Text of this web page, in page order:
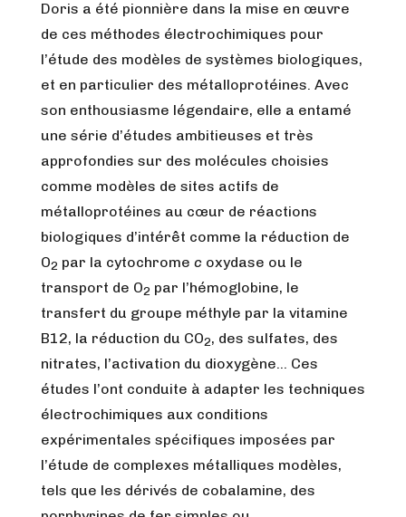
Doris a été pionnière dans la mise en œuvre
de ces méthodes électrochimiques pour
l’étude des modèles de systèmes biologiques,
et en particulier des métalloprotéines. Avec
son enthousiasme légendaire, elle a entamé
une série d’études ambitieuses et très
approfondies sur des molécules choisies
comme modèles de sites actifs de
métalloprotéines au cœur de réactions
biologiques d’intérêt comme la réduction de
O2 par la cytochrome c oxydase ou le
transport de O2 par l’hémoglobine, le
transfert du groupe méthyle par la vitamine
B12, la réduction du CO2, des sulfates, des
nitrates, l’activation du dioxygène… Ces
études l’ont conduite à adapter les techniques
électrochimiques aux conditions
expérimentales spécifiques imposées par
l’étude de complexes métalliques modèles,
tels que les dérivés de cobalamine, des